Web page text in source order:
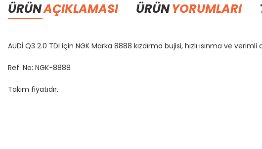
ÜRÜNAÇIKLAMASI ÜRÜNYORUMLARI
AUDİ Q3 2.0 TDI için NGK Marka 8888 kızdırma bujisi, hızlı ısınma ve
Ref. No: NGK-8888
Takım fiyatıdır.